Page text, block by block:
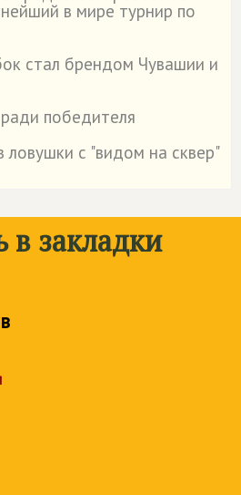
в мире турнир по
стал брендом Чувашии и
победителя
ловушки с "видом на сквер"
в закладки